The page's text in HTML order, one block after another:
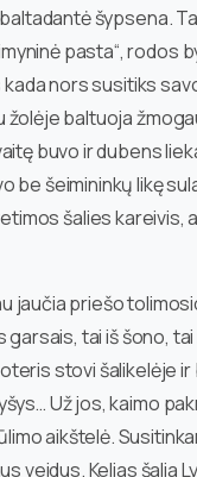
šypsena.
pasta“, rodos
nors susitiks
baltuoja
buvo ir dubens
be šeimininkų likę
šalies kareivis,
jaučia priešo
tai iš šono,
stovi šalikelėje
Už jos, kaimo
aikštelė.
veidus. Kelias šalia